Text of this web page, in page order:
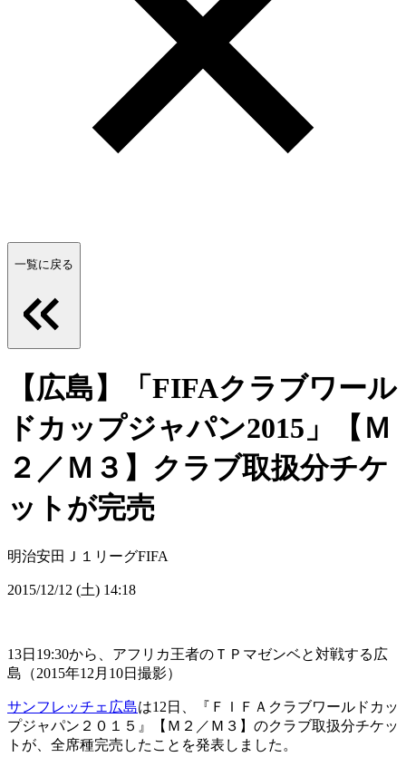
一覧に戻る
【広島】「FIFAクラブワール
ドカップジャパン2015」【Ｍ
２／Ｍ３】クラブ取扱分チケ
ットが完売
明治安田Ｊ１リーグFIFA
2015/12/12 (土) 14:18
13日19:30から、アフリカ王者のＴＰマゼンベと対戦する広
島（2015年12月10日撮影）
サンフレッチェ広島は12日、『ＦＩＦＡクラブワールドカッ
プジャパン２０１５』【Ｍ２／Ｍ３】のクラブ取扱分チケッ
トが、全席種完売したことを発表しました。